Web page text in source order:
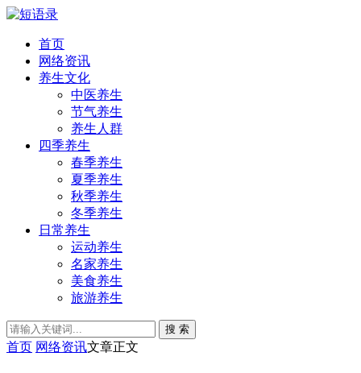
首页
网络资讯
养生文化
中医养生
节气养生
养生人群
四季养生
春季养生
夏季养生
秋季养生
冬季养生
日常养生
运动养生
名家养生
美食养生
旅游养生
搜 索
首页 网络资讯文章正文